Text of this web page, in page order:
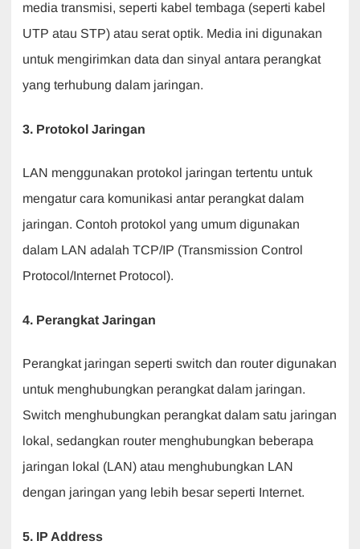
media transmisi, seperti kabel tembaga (seperti kabel
UTP atau STP) atau serat optik. Media ini digunakan
untuk mengirimkan data dan sinyal antara perangkat
yang terhubung dalam jaringan.
3. Protokol Jaringan
LAN menggunakan protokol jaringan tertentu untuk
mengatur cara komunikasi antar perangkat dalam
jaringan. Contoh protokol yang umum digunakan
dalam LAN adalah TCP/IP (Transmission Control
Protocol/Internet Protocol).
4. Perangkat Jaringan
Perangkat jaringan seperti switch dan router digunakan
untuk menghubungkan perangkat dalam jaringan.
Switch menghubungkan perangkat dalam satu jaringan
lokal, sedangkan router menghubungkan beberapa
jaringan lokal (LAN) atau menghubungkan LAN
dengan jaringan yang lebih besar seperti Internet.
5. IP Address